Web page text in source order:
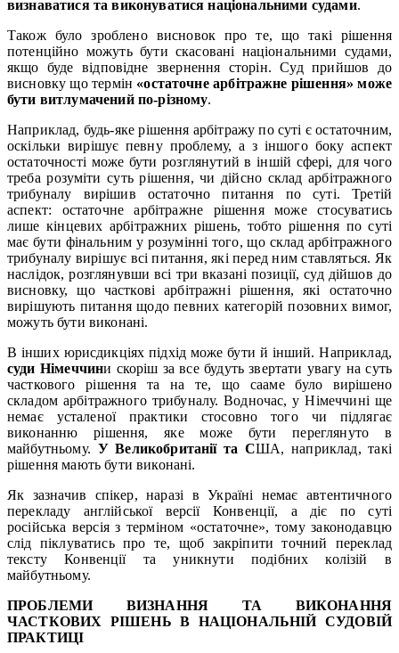
визнаватися та виконуватися національними судами.
Також було зроблено висновок про те, що такі рішення
потенційно можуть бути скасовані національними судами,
якщо буде відповідне звернення сторін. Суд прийшов до
висновку що термін «остаточне арбітражне рішення» може
бути витлумачений по-різному.
Наприклад, будь-яке рішення арбітражу по суті є остаточним,
оскільки вирішує певну проблему, а з іншого боку аспект
остаточності може бути розглянутий в іншій сфері, для чого
треба розуміти суть рішення, чи дійсно склад арбітражного
трибуналу вирішив остаточно питання по суті. Третій
аспект: остаточне арбітражне рішення може стосуватись
лише кінцевих арбітражних рішень, тобто рішення по суті
має бути фінальним у розумінні того, що склад арбітражного
трибуналу вирішує всі питання, які перед ним ставляться. Як
наслідок, розглянувши всі три вказані позиції, суд дійшов до
висновку, що часткові арбітражні рішення, які остаточно
вирішують питання щодо певних категорій позовних вимог,
можуть бути виконані.
В інших юрисдикціях підхід може бути й інший. Наприклад,
суди Німеччини скоріш за все будуть звертати увагу на суть
часткового рішення та на те, що сааме було вирішено
складом арбітражного трибуналу. Водночас, у Німеччині ще
немає усталеної практики стосовно того чи підлягає
виконанню рішення, яке може бути переглянуто в
майбутньому. У Великобританії та США, наприклад, такі
рішення мають бути виконані.
Як зазначив спікер, наразі в Україні немає автентичного
перекладу англійської версії Конвенції, а діє по суті
російська версія з терміном «остаточне», тому законодавцю
слід піклуватись про те, щоб закріпити точний переклад
тексту Конвенції та уникнути подібних колізій в
майбутньому.
ПРОБЛЕМИ ВИЗНАННЯ ТА ВИКОНАННЯ
ЧАСТКОВИХ РІШЕНЬ В НАЦІОНАЛЬНІЙ СУДОВІЙ
ПРАКТИЦІ